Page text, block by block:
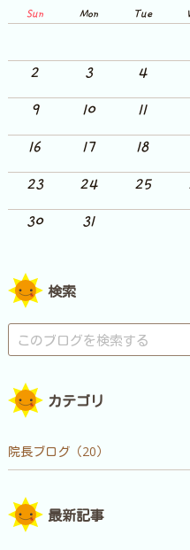
Sun Mon Tue
2
3 4
9
10 11
16
17 18
23
24 25
30
31
検索
カテゴリ
院長ブログ（20）
最新記事